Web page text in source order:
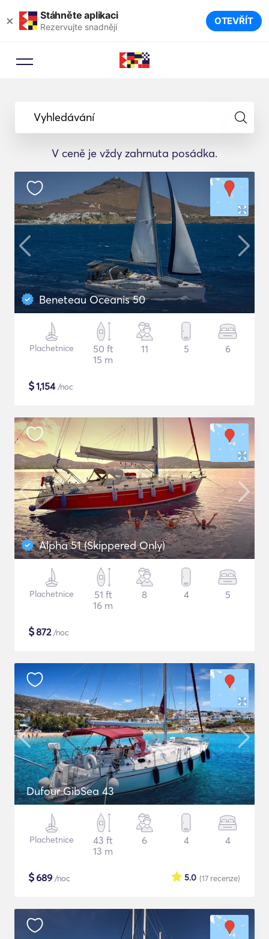
× Stáhněte aplikaci
Rezervujte snadněji OTEVŘÍT
Vyhledávání
V ceně je vždy zahrnuta posádka.
Beneteau Oceanis 50
Plachetnice
50 ft
15 m
11 5 6
$1,154/noc
Alpha 51 (Skippered Only)
Plachetnice
51 ft
16 m
8 4 5
$872/noc
Dufour GibSea 43
Plachetnice
43 ft
13 m
6 4 4
$689 /noc (17 recenze)
5.0